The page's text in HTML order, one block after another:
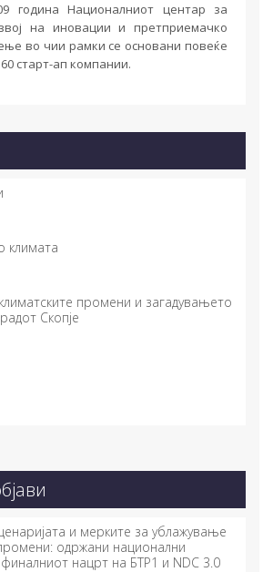
година Националниот центар за
на иновации и претприемачко
во чии рамки се основани повеќе
старт-ап компании.
климата
промени и загадувањето
Скопје
и мерките за ублажување
одржани национални
нацрт на БТР1 и NDC 3.0